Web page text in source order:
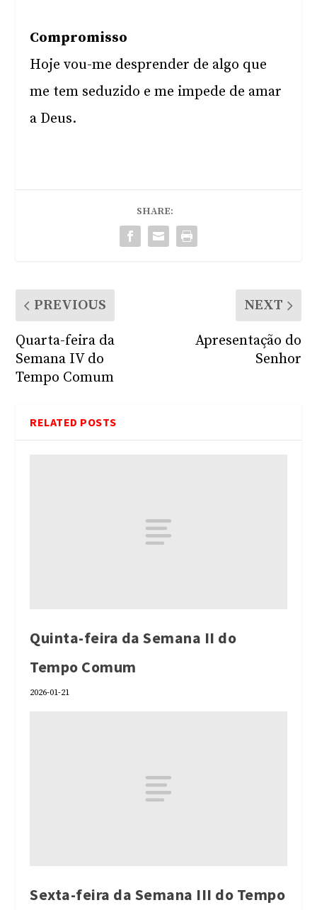
Compromisso
Hoje vou-me desprender de algo que
me tem seduzido e me impede de amar
a Deus.
SHARE:
PREVIOUS
Quarta-feira da
Semana IV do
Tempo Comum
NEXT
Apresentação do
Senhor
RELATED POSTS
Quinta-feira da Semana II do
Tempo Comum
2026-01-21
Sexta-feira da Semana III do Tempo